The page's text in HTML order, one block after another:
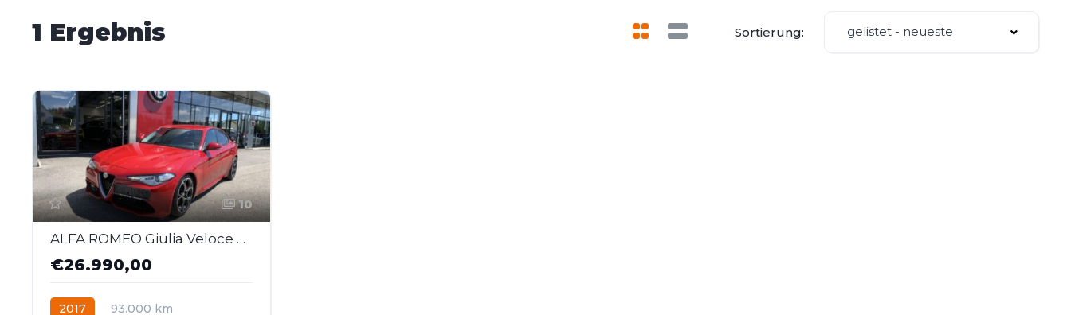
1 Ergebnis Sortierung: gelistet - neueste
10
ALFA ROMEO Giulia Veloce 2,2 210 AT AWD
€26.990,00
2017 93.000 km